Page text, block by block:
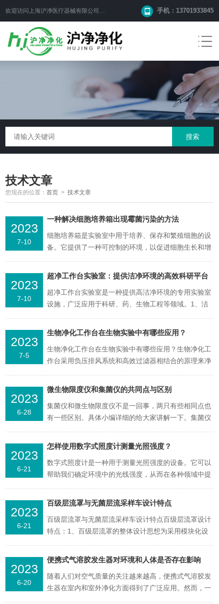
欢迎访问上海沪净医疗器械有限公司网站！ 手机：13701933845
技术文章
您现在的位置：首页 >技术文章
2023
7-10
一种解决细胞培养箱出现霉菌污染的方法
细胞培养箱是实验室中用于培养、保存和繁殖细胞的设
备。它提供了一种可控制的环境，以促进细胞生长和增
胞培养箱污染细胞培养箱出现霉菌污染是非常严重的问
使用消毒灯：细胞培养箱内装有紫外线灯，可以使用消
毒灯对细胞培...
2023
7-10
超净工作台实验室：提供洁净环境的高效科研平台
超净工作台实验室是一种提供高洁净环境的专用实验室
设施，广泛应用于科研、药、生物工程等领域。1、洁
到ISO5级（100级），有效去除空气中的微尘、微生物
2、高效操作：可根据需要提供垂直流或水平流的洁净
空气环境...
2023
7-5
生物净化工作台在生物实验中有哪些应用？
生物净化工作台在生物实验中有哪些应用？生物净化工
作台采用负压排风系统和高效过滤器相结合的原理来净
气中的微生物和颗粒物。工作台内部设有无菌工作区
域，实验人员可以在此进行操作，而外部空气则被过滤
器清洁后排出，确保实验环境的洁净度。这是一种广泛
应用于生命科学...
2023
6-28
微生物限度仪和集菌仪的共同点与区别
集菌仪和微生物限度仪不是一回事，两只有些相同点也
有一些区别。具体小编详细的给大家讲解一下。集菌仪
仪主要都是用作微生物、细菌之类的吸附、检查2、二
者都是采用薄膜过滤法集菌仪和微生物限度仪区别如下
1、集菌仪是做无菌检测的，微生物限度检测仪是做有
菌检测。集菌...
2023
6-21
怎样使用数字式照度计测量光照强度？
数字式照度计是一种用于测量光照强度的设备。它可以
帮助我们确定环境中的光线强度，从而在各种领域中提
来测量光照强度。首先，我们需要准备好数字式照度
计。通常情况下，照度计会附带一个探头，用于检测光
线的强度。确保你的设备已经正确连接到探头上，并且
设备已经打开并...
2023
6-21
百级层流罩与无菌层流采样车设计特点
百级层流罩与无菌层流采样车设计特点百级层流罩设计
特点：1、百级层流罩的整体设计思想为采用模块化设
在过滤器的安装形式与密封方面，液槽密封过滤器的安
装结构，可从技术上保证过滤器下游无泄漏的空气污
染，易于安装和更换。3、风机箱采用外转子直联风
机，易于安装与检...
2023
6-20
便携式气溶胶发生器对环境和人体是否存在影响
随着人们对空气质量的关注越来越高，便携式气溶胶发
生器在室内和室外净化方面得到了广泛应用。然而，一